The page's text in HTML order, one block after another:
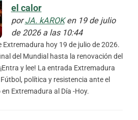
el calor
porJA. kAROKen 19 de julio
de 2026 a las 10:44
Extremadura hoy 19 de julio de 2026.
del Mundial hasta la renovación del
y lee! La entrada Extremadura
política y resistencia ante el
Extremadura al Día -Hoy.